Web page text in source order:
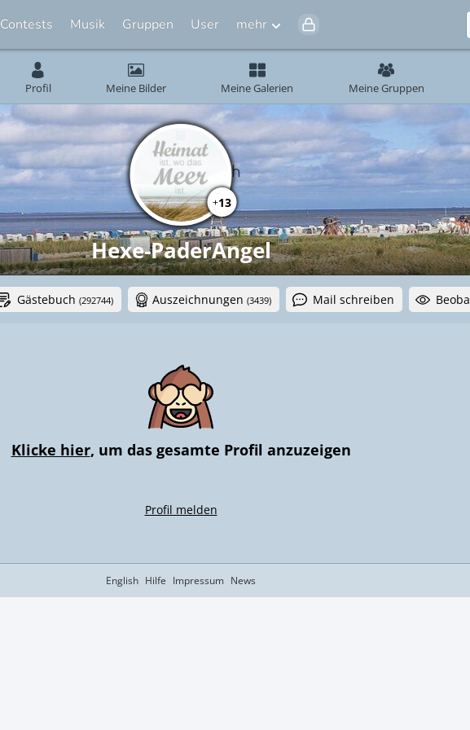
Contests Musik Gruppen User mehr
Profil Meine Bilder Meine Galerien Meine Gruppen
+13
Hexe-PaderAngel
Gästebuch (292744) Auszeichnungen (3439) Mail schreiben
Klicke hier, um das gesamte Profil anzuzeigen
Profil melden
English Hilfe Impressum News